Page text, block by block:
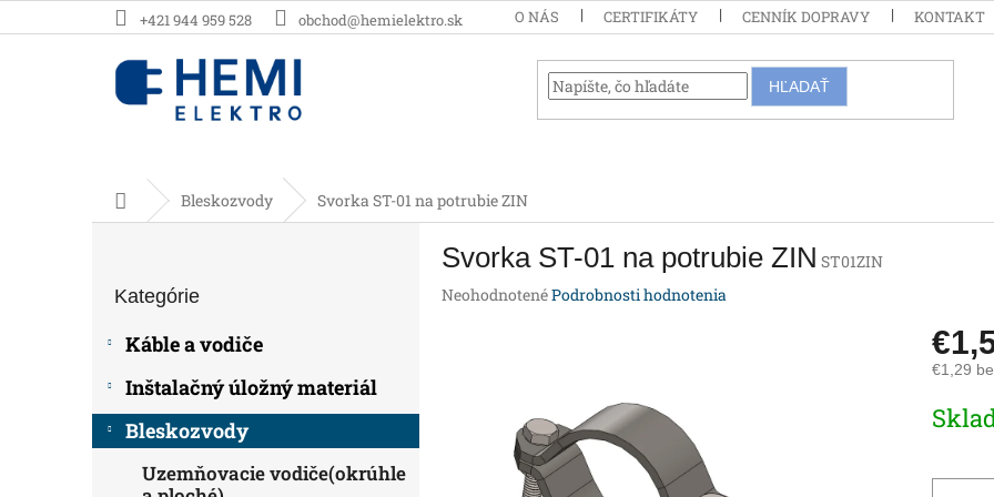
na
+421 944 959 528 obchod@hemielektro.sk O NÁS CERTIFIKÁTY CENNÍK DOPRAVY KONTAKT
HĽADAŤ
DomovBleskozvody Svorka ST-01 na potrubie ZIN
l
kategórie
Kategórie
Káble a vodiče
Inštalačný úložný materiál
Bleskozvody
Uzemňovacie vodiče(okrúhle
Svorka ST-01 na potrubie ZIN ST01ZIN
Priemerné
hviezdičiek.
NeohodnotenéPodrobnosti hodnotenia
€1,29
cena: